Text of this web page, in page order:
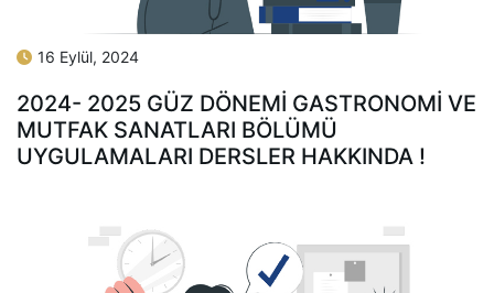
16 Eylül, 2024
2024- 2025 GÜZ DÖNEMI GASTRONOMI VE
MUTFAK SANATLARI BÖLÜMÜ
UYGULAMALARI DERSLER HAKKINDA !